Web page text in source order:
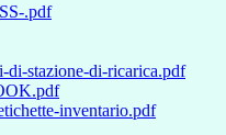
.pdf
stazione-di-ricarica.pdf
inventario.pdf